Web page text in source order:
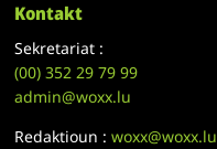
Kontakt
Sekretariat :
(00)352 29 79 99
admin@woxx.lu
Redaktioun :woxx@woxx.lu